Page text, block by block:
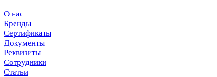
О нас
Бренды
Сертификаты
Документы
Реквизиты
Сотрудники
Статьи